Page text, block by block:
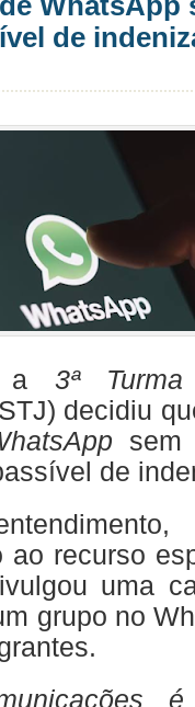
de
a 3ª Turma
decidiu
sem
de
ao recurso
uma
grupo no